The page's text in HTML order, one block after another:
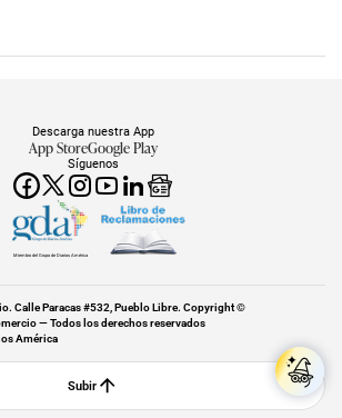
Síguenos
Descarga nuestra App
App StoreGoogle Play
Miembro del Grupo de Diarios América
Calle Paracas #532, Pueblo Libre. Copyright ©
— Todos los derechos reservados
América
Subir